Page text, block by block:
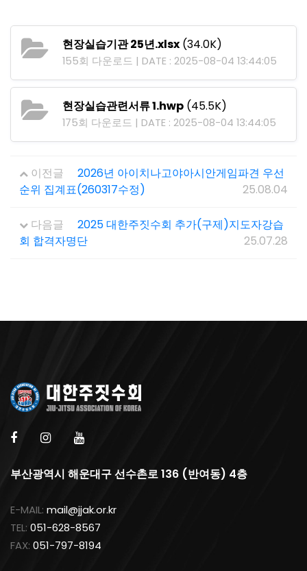
현장실습기관 25년.xlsx (34.0K)
155회 다운로드 | DATE : 2025-08-04 13:44:05
현장실습관련서류 1.hwp (45.5K)
175회 다운로드 | DATE : 2025-08-04 13:44:05
이전글
2026년 아이치나고야아시안게임파견 우선
순위 집계표(260317수정)
25.08.04
다음글
2025 대한주짓수회 추가(구제)지도자강습
회 합격자명단
25.07.28
부산광역시 해운대구 선수촌로 136 (반여동) 4층
E-MAIL: mail@jjak.or.kr
TEL: 051-628-8567
FAX: 051-797-8194